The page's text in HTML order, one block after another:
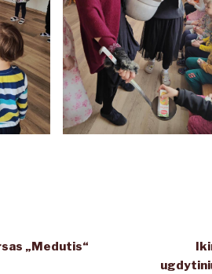
„Medutis“